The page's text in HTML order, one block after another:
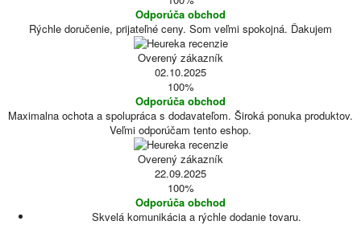
Odporúča obchod
Rýchle doručenie, prijateľné ceny. Som veľmi spokojná. Ďakujem
Overený zákazník
02.10.2025
100%
Odporúča obchod
Maximalna ochota a spolupráca s dodavateľom. Široká ponuka produktov.
Veľmi odporúčam tento eshop.
Overený zákazník
22.09.2025
100%
Odporúča obchod
Skvelá komunikácia a rýchle dodanie tovaru.